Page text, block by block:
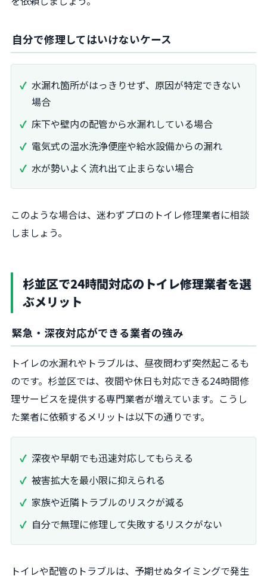
自分で修理してはいけないケース
水漏れ箇所がはっきりせず、原因が特定できない
場合
床下や壁内の配管から水漏れしている場合
電気式の温水洗浄便座や給水設備からの漏れ
水が勢いよく流れ出て止まらない場合
このような場合は、迷わずプロのトイレ修理業者に相談
しましょう。
杉並区で24時間対応のトイレ修理業者を選
ぶメリット
緊急・深夜対応ができる業者の強み
トイレの水漏れやトラブルは、昼夜問わず突然起こるも
のです。杉並区では、夜間や休日も対応できる24時間修
理サービスを提供する専門業者が増えています。こうし
た業者に依頼するメリットは以下の通りです。
深夜や早朝でも迅速対応してもらえる
被害拡大を最小限に抑えられる
家族や近隣トラブルのリスクが減る
自分で無理に修理して失敗するリスクがない
トイレや配管のトラブルは、予期せぬタイミングで発生